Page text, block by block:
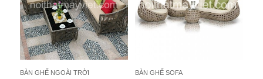
BÀN GHẾ NGOÀI TRỜI BÀN GHẾ SOFA